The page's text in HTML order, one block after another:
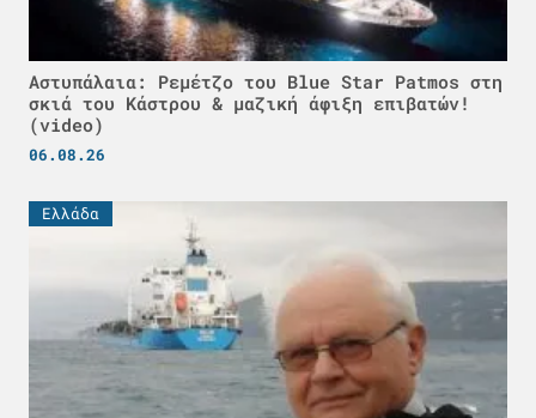
Αστυπάλαια: Ρεμέτζο του Blue Star Patmos στη
σκιά του Κάστρου & μαζική άφιξη επιβατών!
(video)
06.08.26
Ελλάδα